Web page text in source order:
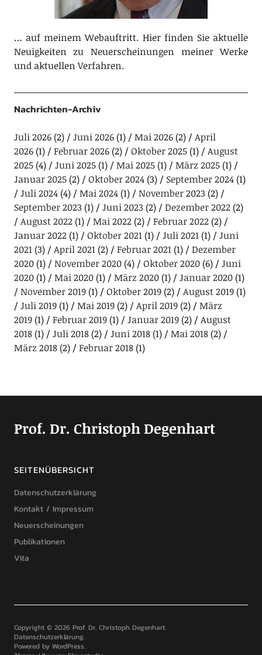
… auf meinem Webauftritt. Hier finden Sie aktuelle
Neuigkeiten zu Neuerscheinungen meiner Werke
und aktuellen Verfahren.
Nachrichten-Archiv
Juli 2026(2) Juni 2026(1) Mai 2026(2)
April
2026(1) Februar 2026(2) Oktober 2025(1)
August
2025(4) Juni 2025(1) Mai 2025(1) März 2025(1)
Januar 2025(2) Oktober 2024(3) September 2024(1)
Juli 2024(4) Mai 2024(1) November 2023 (2)
September 2023 (1) Juni 2023 (2) Dezember 2022(2)
August 2022(1) Mai 2022(2) Februar 2022(2)
Januar 2022(1) Oktober 2021(1) Juli 2021(1)
Juni
2021(3) April 2021(2) Februar 2021(1)
Dezember
2020(1) November 2020(4) Oktober 2020(6)
Juni
2020(1) Mai 2020(1) März 2020(1) Januar 2020(1)
November 2019(1) Oktober 2019(2) August 2019(1)
Juli 2019(1) Mai 2019(2) April 2019(2)
März
2019(1) Februar 2019(1) Januar 2019(2)
August
2018(1) Juli 2018(2) Juni 2018(1) Mai 2018(2)
März 2018(2) Februar 2018(1)
Prof. Dr. Christoph Degenhart
SEITENÜBERSICHT
Datenschutzerklärung
Kontakt / Impressum
Neuerscheinungen
Publikationen
Vita
Copyright © 2026 Prof. Dr. Christoph Degenhart
Datenschutzerklärung
Powered by WordPress